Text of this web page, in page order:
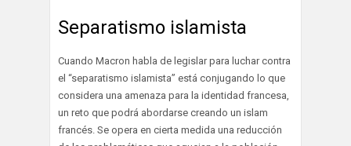
Separatismo islamista
Cuando Macron habla de legislar para luchar contra
el “separatismo islamista” está conjugando lo que
considera una amenaza para la identidad francesa,
un reto que podrá abordarse creando un islam
francés. Se opera en cierta medida una reducción